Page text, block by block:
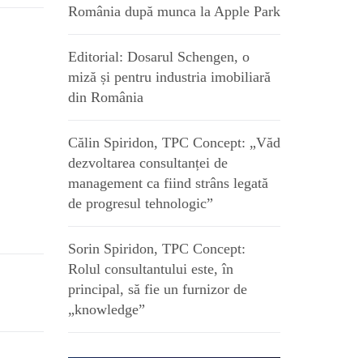
România după munca la Apple Park
Editorial: Dosarul Schengen, o
miză și pentru industria imobiliară
din România
Călin Spiridon, TPC Concept: „Văd
dezvoltarea consultanței de
management ca fiind strâns legată
de progresul tehnologic”
Sorin Spiridon, TPC Concept:
Rolul consultantului este, în
principal, să fie un furnizor de
„knowledge”